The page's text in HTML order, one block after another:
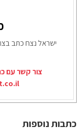
ישראל נצח כתב
צור קשר עם
כתבות נוספות